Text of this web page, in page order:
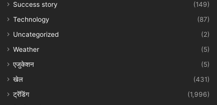
Success story
(149)
Technology
(87)
Uncategorized
(2)
Weather
(5)
एजुकेशन
(5)
खेल
(431)
ट्रेंडिंग
(1,996)